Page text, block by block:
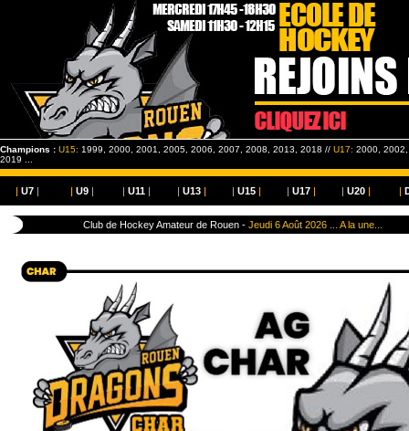
Champions : U15: 1999, 2000, 2001, 2005, 2006, 2007, 2008, 2013, 2018 // U17: 2000,
2019 ...
| U7 | | U9 | |U11 | | U13 | | U15 | | U17 | | U20 | |
Club de Hockey Amateur de Rouen - Jeudi 6 Août 2026 ... A la une...